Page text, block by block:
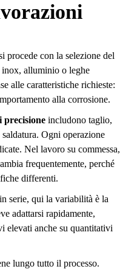
procede con la selezione del
alluminio o leghe
alle caratteristiche richieste:
alla corrosione.
precisione includono taglio,
Ogni operazione
Nel lavoro su commessa,
frequentemente, perché
differenti.
serie, qui la variabilità è la
adattarsi rapidamente,
elevati anche su quantitativi
lungo tutto il processo.